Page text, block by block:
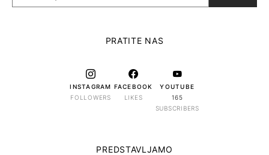
PRATITE NAS
INSTAGRAM
FOLLOWERS
FACEBOOK
LIKES
YOUTUBE
165
SUBSCRIBERS
PREDSTAVLJAMO